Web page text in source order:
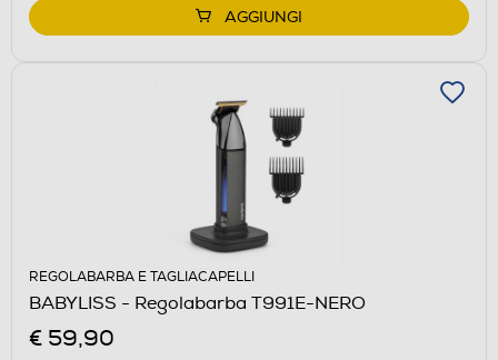
AGGIUNGI
REGOLABARBA E TAGLIACAPELLI
BABYLISS - Regolabarba T991E-NERO
€ 59,90